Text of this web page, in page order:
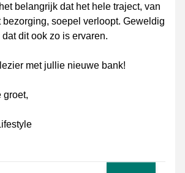
belangrijk dat het hele traject, van
bezorging, soepel verloopt. Geweldig
dit ook zo is ervaren.
met jullie nieuwe bank!
groet,